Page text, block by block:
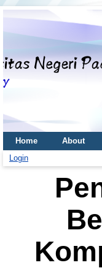
Home About
Login